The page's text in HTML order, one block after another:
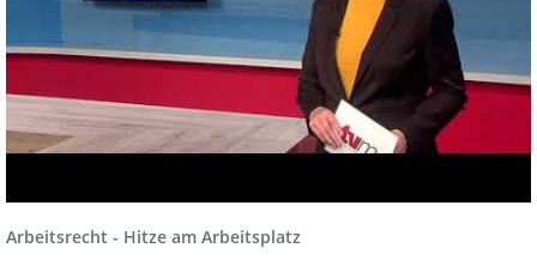
Arbeitsrecht - Hitze am Arbeitsplatz